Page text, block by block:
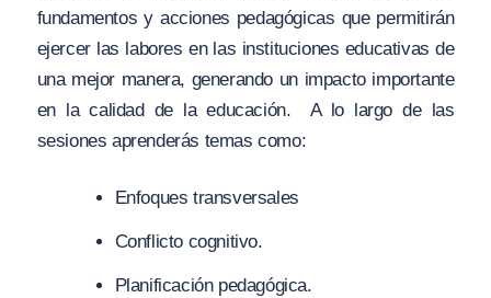
fundamentos y acciones pedagógicas que permitirán
ejercer las labores en las instituciones educativas de
una mejor manera, generando un impacto importante
en la calidad de la educación. A lo largo de las
sesiones aprenderás temas como:
Enfoques transversales
Conflicto cognitivo.
Planificación pedagógica.